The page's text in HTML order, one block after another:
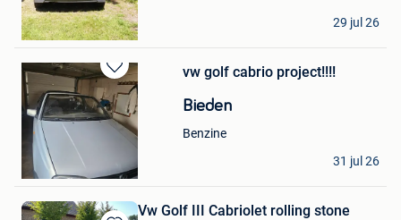
D
Heist-Op-Den-Berg
29 jul 26
Bewaren
in
Mijn
Favorieten
vw golf cabrio project!!!!
Bieden
Benzine
Van Berghen
Heers
31 jul 26
Vw Golf III Cabriolet rolling stone